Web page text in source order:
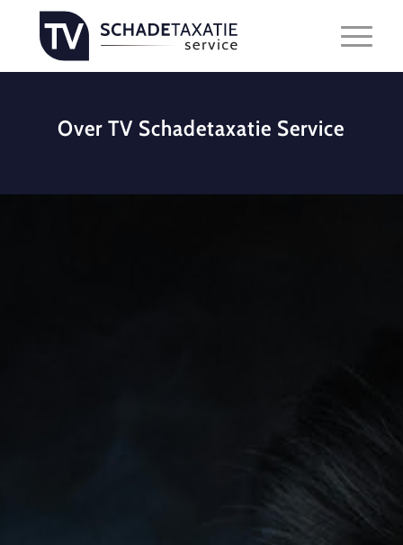
Over TV Schadetaxatie Service